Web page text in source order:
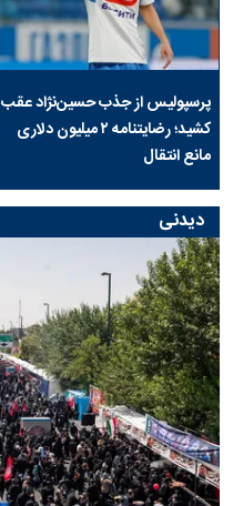
پرسپولیس از جذب حسین‌نژاد عقب
کشید؛ رضایتنامه ۲ میلیون دلاری
مانع انتقال
دیدنی